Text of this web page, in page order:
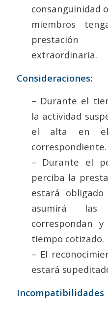
consanguinidad
miembros
prestación
extraordinaria.
Consideraciones:
– Durante el
la actividad
el alta en el
correspondiente.
– Durante el
perciba la
estará
asumirá las
correspondan
tiempo cotizado.
– El
estará
Incompatibilidades